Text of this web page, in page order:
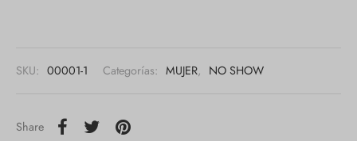
SKU: 00001-1 Categorías: MUJER, NO SHOW
Share